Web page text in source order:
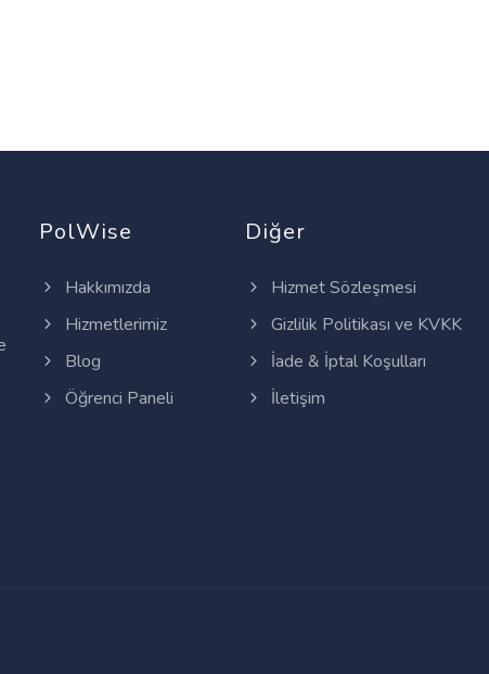
PolWise
Hakkımızda
Hizmetlerimiz
Blog
Öğrenci Paneli
Diğer
Hizmet Sözleşmesi
Gizlilik Politikası ve KVKK
İade & İptal Koşulları
İletişim